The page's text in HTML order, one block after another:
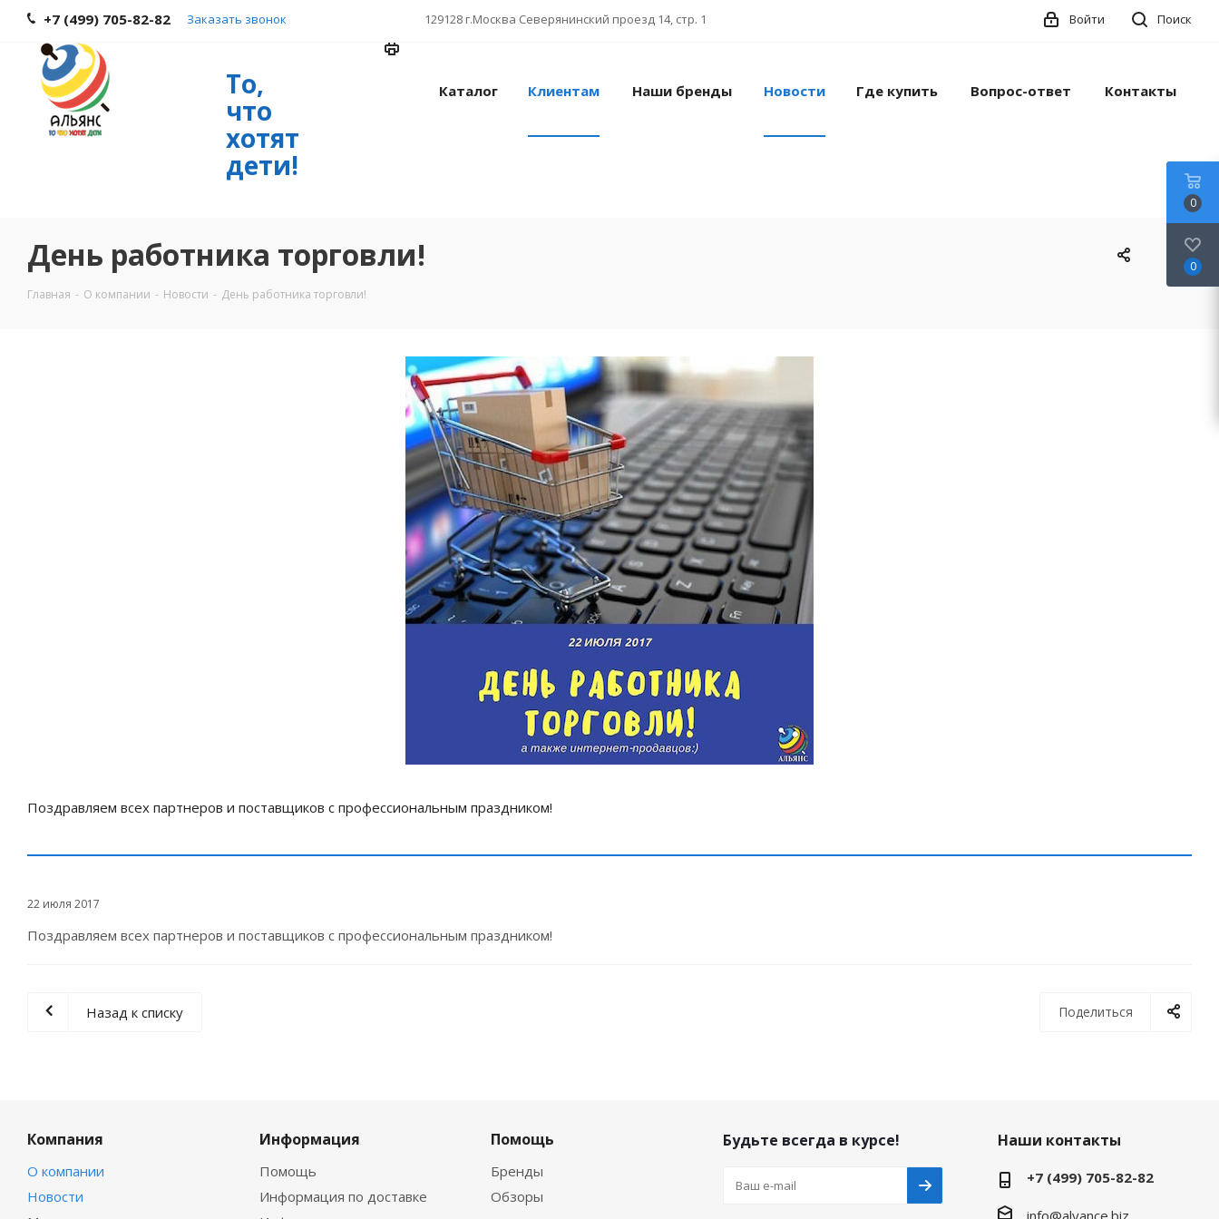
+7 (499) 705-82-82 Заказать звонок 129128 г.Москва Северянинский проезд 14, стр. 1 Поиск
Войти
То,
что
хотят
дети!
Каталог Клиентам Наши бренды Новости Где купить Вопрос-ответ Контакты
День работника торговли!
Главная - О компании - Новости - День работника торговли!
Поздравляем всех партнеров и поставщиков с профессиональным праздником!
22 июля 2017
Поздравляем всех партнеров и поставщиков с профессиональным праздником!
Поделиться
Назад к списку
Компания
О компании
Новости
Информация
Помощь
Информация по доставке
Помощь
Бренды
Обзоры
Будьте всегда в курсе! Наши контакты
+7 (499) 705-82-82
info@alyance.biz
0
0